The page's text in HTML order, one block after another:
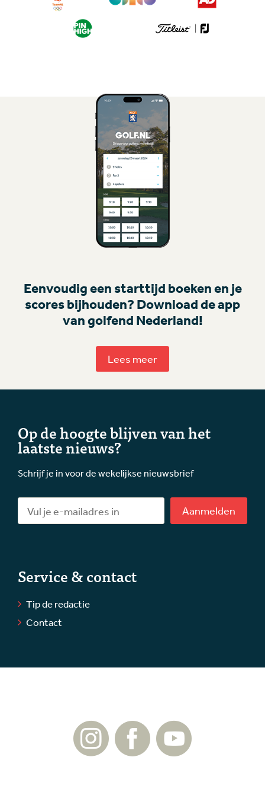
Eenvoudig een starttijd boeken en je
scores bijhouden? Download de app
van golfend Nederland!
Lees meer
Op de hoogte blijven van het
laatste nieuws?
Schrijf je in voor de wekelijkse nieuwsbrief
Aanmelden
Service & contact
Tip de redactie
Contact